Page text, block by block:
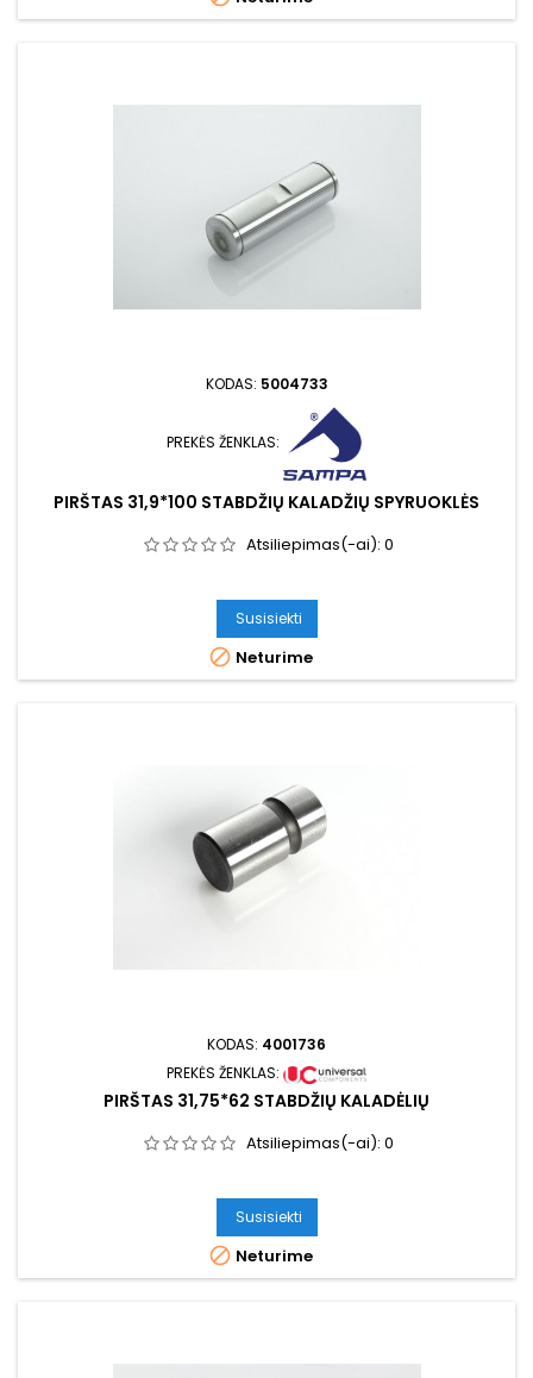
KODAS: 5004733
PREKĖS ŽENKLAS:
PIRŠTAS 31,9*100 STABDŽIŲ KALADŽIŲ SPYRUOKLĖS
Atsiliepimas(-ai): 0
Susisiekti
 Neturime
KODAS: 4001736
PREKĖS ŽENKLAS:
PIRŠTAS 31,75*62 STABDŽIŲ KALADĖLIŲ
Atsiliepimas(-ai): 0
Susisiekti
 Neturime